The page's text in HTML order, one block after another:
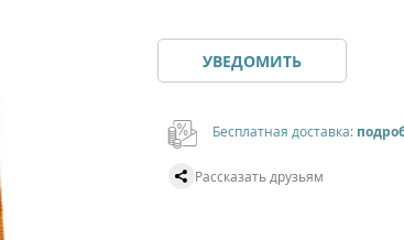
УВЕДОМИТЬ
Бесплатная доставка:
Рассказать друзьям